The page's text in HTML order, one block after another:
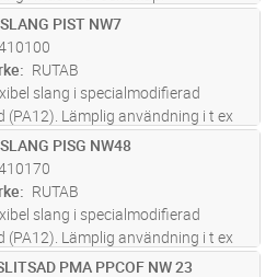
–40°C …+105°C. Kort
i kundvagn
PIST NW7
RUTAB
slang i specialmodifierad
(PA12). Lämplig användning i t ex
maskiner med mycket rörelser.
för utomhusbruk p.g.a.
resistens. Klarar 10 miljon
i kundvagn
PISG NW48
RUTAB
slang i specialmodifierad
(PA12). Lämplig användning i t ex
maskiner med mycket rörelser.
PMA PPCOF NW 23